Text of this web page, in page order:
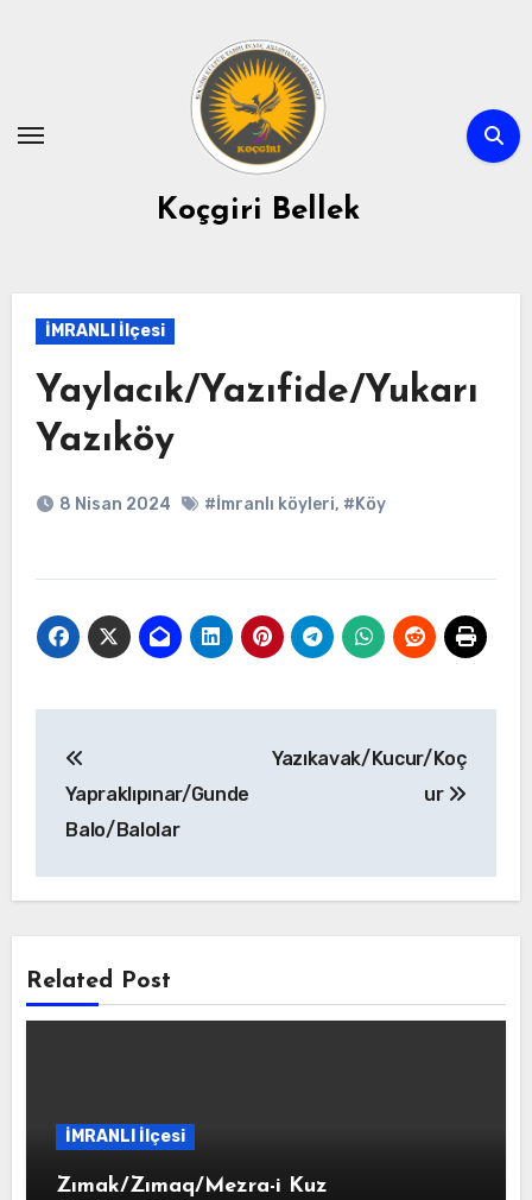
Koçgiri Bellek
İMRANLI İlçesi
Yaylacık/Yazıfide/Yukarı
Yazıköy
8 Nisan 2024 #İmranlı köyleri, #Köy
gezinmesi
Yapraklıpınar/Gunde
Balo/Balolar
Yazıkavak/Kucur/Koç
ur
Related Post
İMRANLI İlçesi
Zımak/Zımaq/Mezra-i Kuz